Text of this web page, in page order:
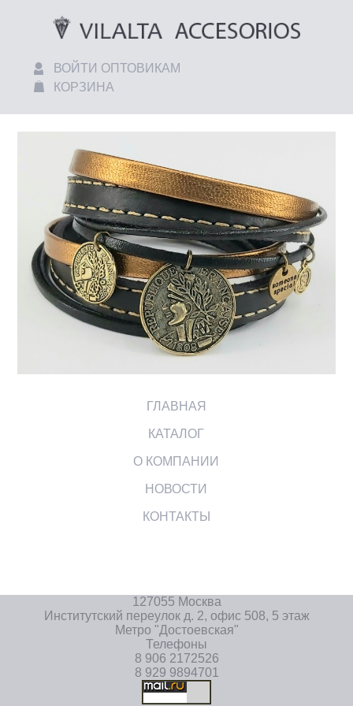
ВОЙТИ ОПТОВИКАМ
КОРЗИНА
ГЛАВНАЯ
КАТАЛОГ
О КОМПАНИИ
НОВОСТИ
КОНТАКТЫ
127055 Москва
Институтский переулок д. 2, офис 508, 5 этаж
Метро "Достоевская"
Телефоны
8 906 2172526
8 929 9894701